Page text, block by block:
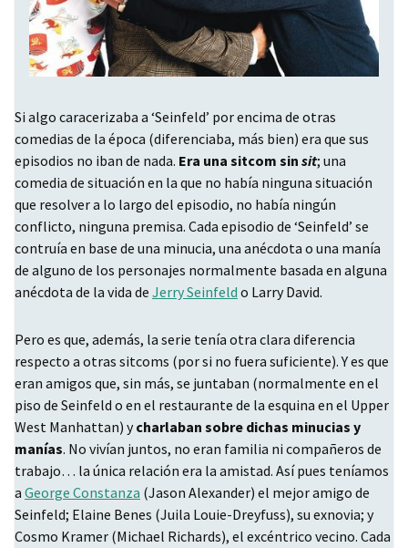
Si algo caracerizaba a ‘Seinfeld’ por encima de otras
comedias de la época (diferenciaba, más bien) era que sus
episodios no iban de nada. Era una sitcom sin sit; una
comedia de situación en la que no había ninguna situación
que resolver a lo largo del episodio, no había ningún
conflicto, ninguna premisa. Cada episodio de ‘Seinfeld’ se
contruía en base de una minucia, una anécdota o una manía
de alguno de los personajes normalmente basada en alguna
anécdota de la vida de Jerry Seinfeld o Larry David.
Pero es que, además, la serie tenía otra clara diferencia
respecto a otras sitcoms (por si no fuera suficiente). Y es que
eran amigos que, sin más, se juntaban (normalmente en el
piso de Seinfeld o en el restaurante de la esquina en el Upper
West Manhattan) ycharlaban sobre dichas minucias y
manías. No vivían juntos, no eran familia ni compañeros de
trabajo… la única relación era la amistad. Así pues teníamos
a George Constanza (Jason Alexander) el mejor amigo de
Seinfeld; Elaine Benes (Juila Louie-Dreyfuss), su exnovia; y
Cosmo Kramer (Michael Richards), el excéntrico vecino. Cada